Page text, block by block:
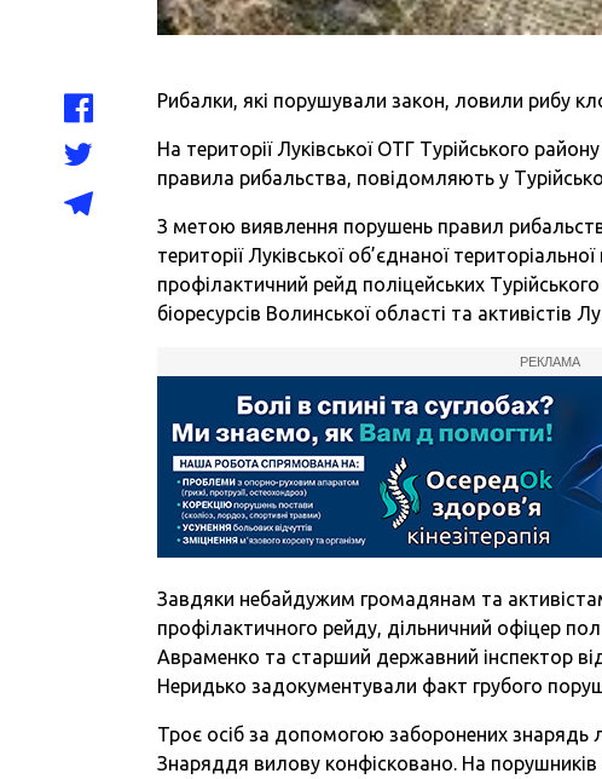
Рибалки, які порушували закон, ловили рибу
На території Луківської ОТГ Турійського
правила рибальства, повідомляють у
З метою виявлення порушень правил
території Луківської об’єднаної
профілактичний рейд поліцейських
біоресурсів Волинської області та активістів
РЕКЛАМА
Завдяки небайдужим громадянам та
профілактичного рейду, дільничний офіцер
Авраменко та старший державний інспектор
Неридько задокументували факт грубого
Троє осіб за допомогою заборонених знарядь
Знаряддя вилову конфісковано. На порушників